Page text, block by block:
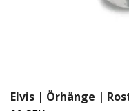
Elvis | Örhänge |